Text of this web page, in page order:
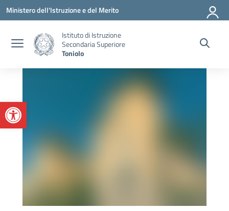
Apri la barra degli strumenti
Vai ai contenuti
Vai al menu di navigazione
Vai al footer
Ministero dell'Istruzione e del Merito
Istituto di Istruzione
Secondaria Superiore
Toniolo